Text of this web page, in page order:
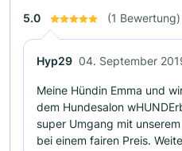
5.0 (1 Bewertung)
Hyp29 04. September
Meine Hündin Emma und
dem Hundesalon
super Umgang mit
bei einem fairen Preis.